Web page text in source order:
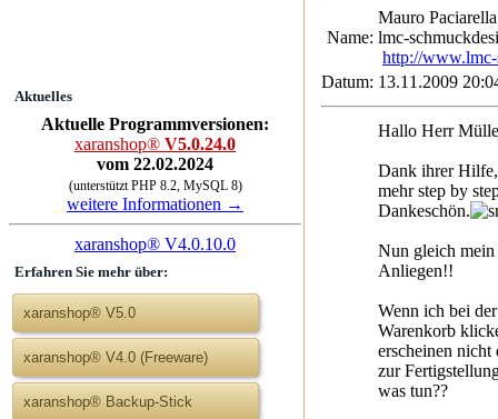
Aktuelles
Aktuelle Programmversionen:
xaranshop® V5.0.24.0
vom 22.02.2024
(unterstützt PHP 8.2, MySQL 8)
weitere Informationen →
xaranshop® V4.0.10.0
Erfahren Sie mehr über:
xaranshop® V5.0
xaranshop® V4.0 (Freeware)
xaranshop® Backup-Stick
Name:
Mauro
lmc-
http://www.lmc-
Datum: 13.11.2009
Hallo Herr
Dank ihrer
mehr step by
Dankeschön.
Nun gleich mein
Anliegen!!
Wenn ich bei
Warenkorb
erscheinen nicht
zur
was tun??